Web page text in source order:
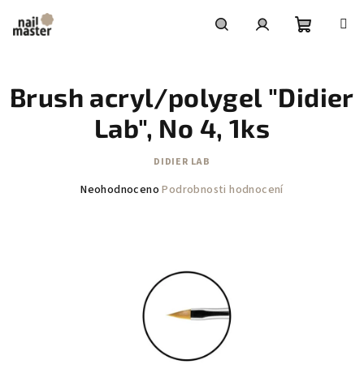
obsah
košík
Brush acryl/polygel "Didier
Lab", No 4, 1ks
DIDIER LAB
Průměrné
Neohodnoceno Podrobnosti hodnocení